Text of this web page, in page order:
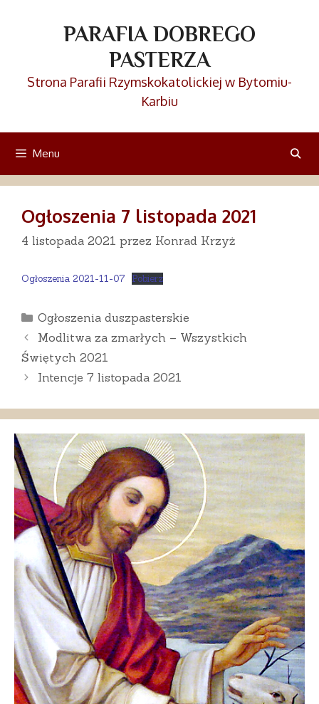
PARAFIA DOBREGO
PASTERZA
Strona Parafii Rzymskokatolickiej w Bytomiu-
Karbiu
Menu
Ogłoszenia 7 listopada 2021
4 listopada 2021 przez Konrad Krzyż
Ogłoszenia 2021-11-07 Pobierz
Kategorie
Ogłoszenia duszpasterskie
Modlitwa za zmarłych – Wszystkich
Świętych 2021
Intencje 7 listopada 2021